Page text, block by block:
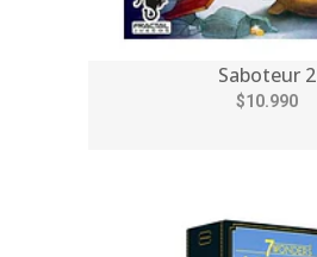
Saboteur 2
$10.990